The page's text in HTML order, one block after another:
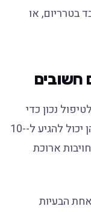
בטרריום, או
חשובים
נכון כדי
להישאר בריאות לאורך שנים. אורך חייהן יכול להגיע ל-10-
ארוכת
הבעיות